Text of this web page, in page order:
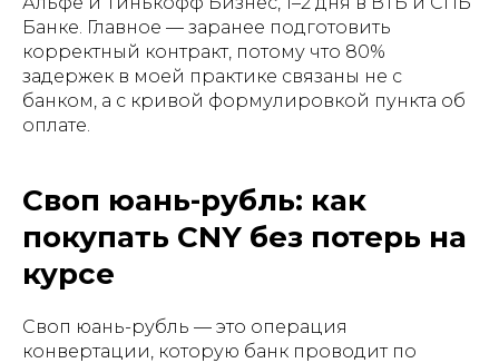
Банке. Главное — заранее подготовить
корректный контракт, потому что 80%
задержек в моей практике связаны не с
банком, а с кривой формулировкой пункта об
оплате.
Своп юань-рубль: как
покупать CNY без потерь на
курсе
Своп юань-рубль — это операция
конвертации, которую банк проводит по